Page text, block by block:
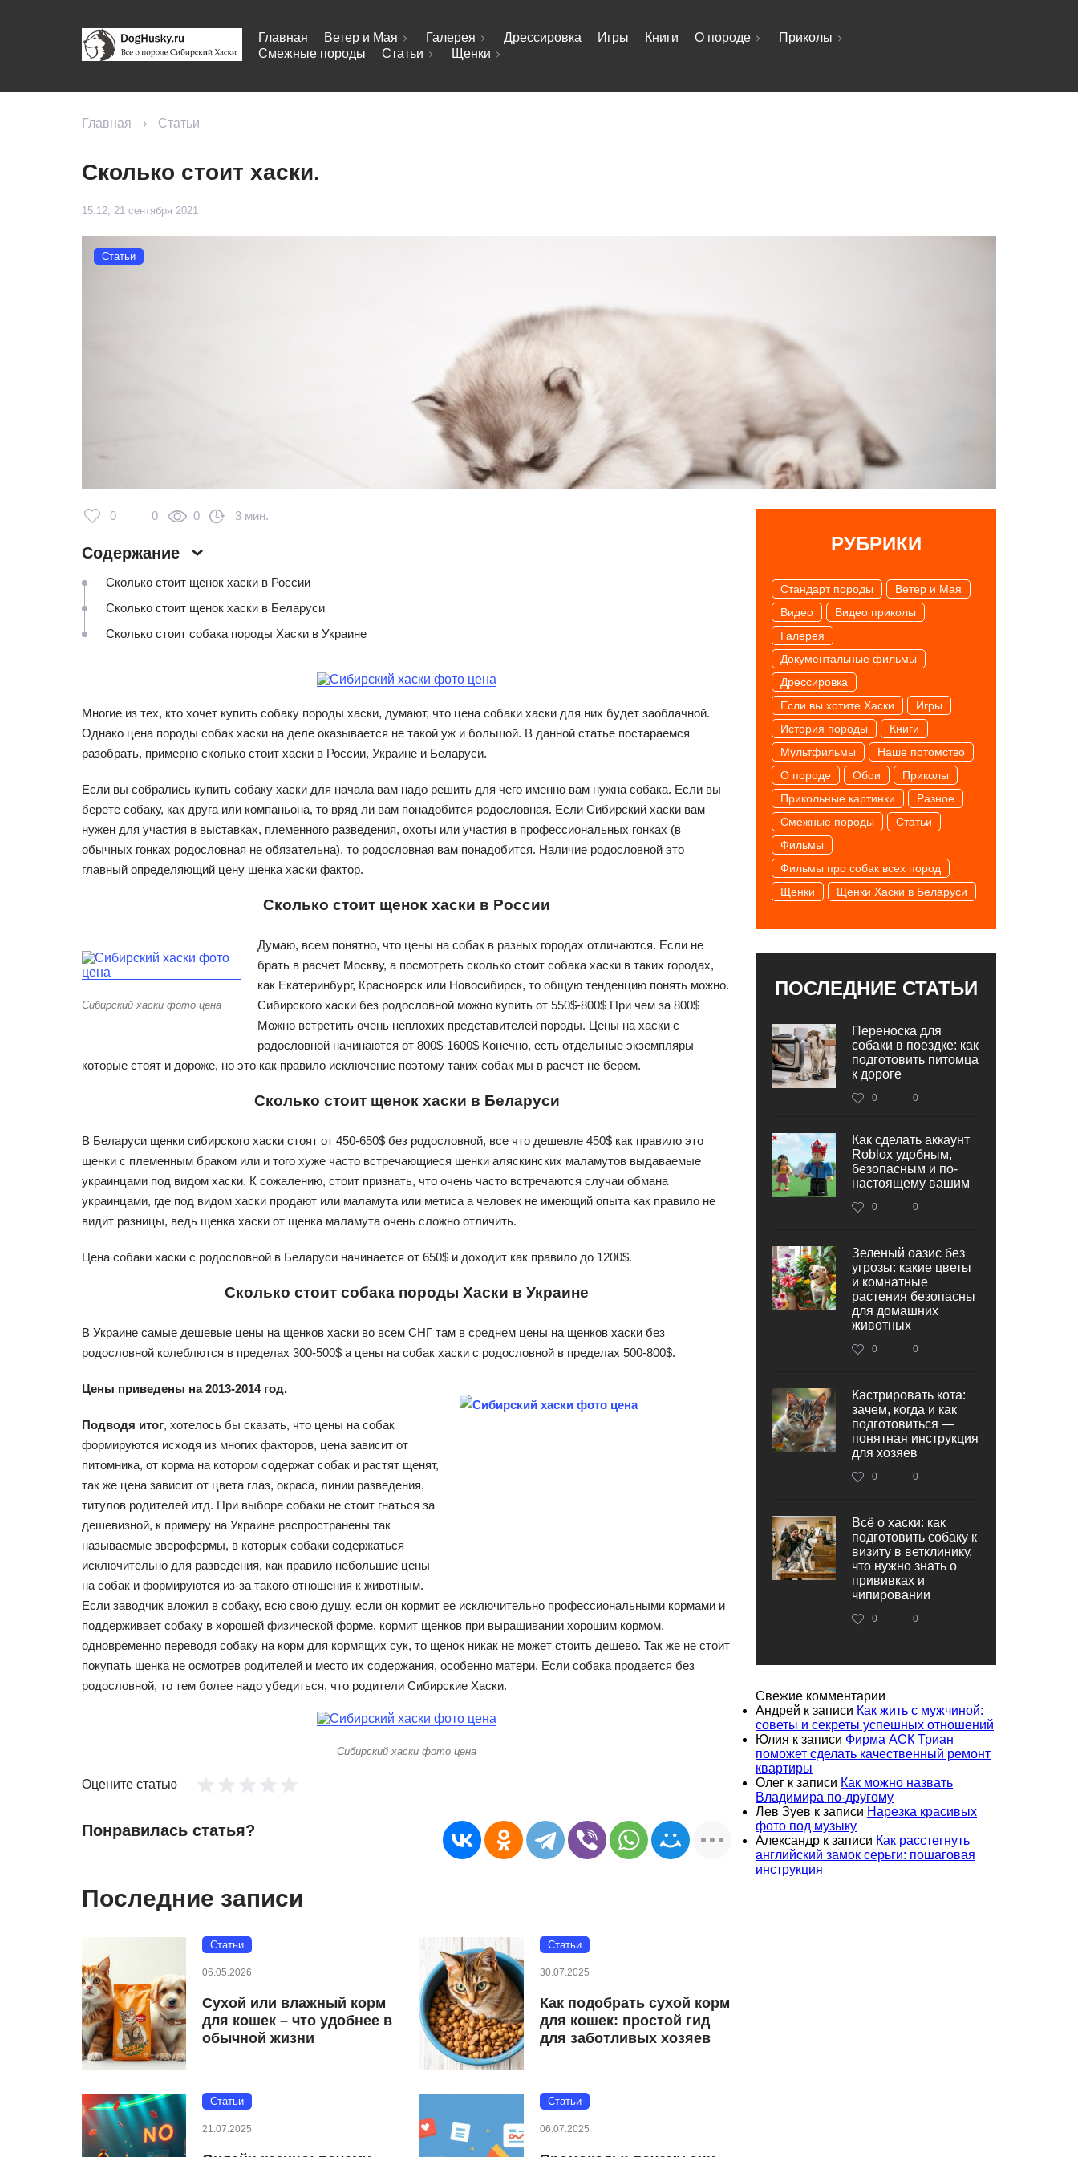
Главная Ветер и Мая Галерея Дрессировка Игры Книги О породе
Приколы
Смежные породы
Статьи Щенки
Главная › Статьи
Сколько стоит хаски.
15:12, 21 сентября 2021
Статьи
0 0 0 3 мин.
Содержание
Сколько стоит щенок хаски в России
Сколько стоит щенок хаски в Беларуси
Сколько стоит собака породы Хаски в Украине
Многие из тех, кто хочет купить собаку породы хаски, думают, что цена собаки хаски для них будет заоблачной.
Однако цена породы собак хаски на деле оказывается не такой уж и большой. В данной статье постараемся
разобрать, примерно сколько стоит хаски в России, Украине и Беларуси.
Если вы собрались купить собаку хаски для начала вам надо решить для чего именно вам нужна собака. Если вы
берете собаку, как друга или компаньона, то вряд ли вам понадобится родословная. Если Сибирский хаски вам
нужен для участия в выставках, племенного разведения, охоты или участия в профессиональных гонках (в
обычных гонках родословная не обязательна), то родословная вам понадобится. Наличие родословной это
главный определяющий цену щенка хаски фактор.
Сколько стоит щенок хаски в России
Сибирский хаски фото цена
Думаю, всем понятно, что цены на собак в разных городах отличаются. Если не
брать в расчет Москву, а посмотреть сколько стоит собака хаски в таких городах,
как Екатеринбург, Красноярск или Новосибирск, то общую тенденцию понять можно.
Сибирского хаски без родословной можно купить от 550$-800$ При чем за 800$
Можно встретить очень неплохих представителей породы. Цены на хаски с
родословной начинаются от 800$-1600$ Конечно, есть отдельные экземпляры
которые стоят и дороже, но это как правило исключение поэтому таких собак мы в расчет не берем.
Сколько стоит щенок хаски в Беларуси
В Беларуси щенки сибирского хаски стоят от 450-650$ без родословной, все что дешевле 450$ как правило это
щенки с племенным браком или и того хуже часто встречающиеся щенки аляскинских маламутов выдаваемые
украинцами под видом хаски. К сожалению, стоит признать, что очень часто встречаются случаи обмана
украинцами, где под видом хаски продают или маламута или метиса а человек не имеющий опыта как правило не
видит разницы, ведь щенка хаски от щенка маламута очень сложно отличить.
Цена собаки хаски с родословной в Беларуси начинается от 650$ и доходит как правило до 1200$.
Сколько стоит собака породы Хаски в Украине
В Украине самые дешевые цены на щенков хаски во всем СНГ там в среднем цены на щенков хаски без
родословной колеблются в пределах 300-500$ а цены на собак хаски с родословной в пределах 500-800$.
Цены приведены на 2013-2014 год.
Подводя итог, хотелось бы сказать, что цены на собак
формируются исходя из многих факторов, цена зависит от
питомника, от корма на котором содержат собак и растят щенят,
так же цена зависит от цвета глаз, окраса, линии разведения,
титулов родителей итд. При выборе собаки не стоит гнаться за
дешевизной, к примеру на Украине распространены так
называемые зверофермы, в которых собаки содержаться
исключительно для разведения, как правило небольшие цены
на собак и формируются из-за такого отношения к животным.
Если заводчик вложил в собаку, всю свою душу, если он кормит ее исключительно профессиональными кормами и
поддерживает собаку в хорошей физической форме, кормит щенков при выращивании хорошим кормом,
одновременно переводя собаку на корм для кормящих сук, то щенок никак не может стоить дешево. Так же не стоит
покупать щенка не осмотрев родителей и место их содержания, особенно матери. Если собака продается без
родословной, то тем более надо убедиться, что родители Сибирские Хаски.
Сибирский хаски фото цена
Оцените статью
Понравилась статья?
Последние записи
Статьи
06.05.2026
Сухой или влажный корм
для кошек – что удобнее в
обычной жизни
Статьи
30.07.2025
Как подобрать сухой корм
для кошек: простой гид
для заботливых хозяев
Статьи
21.07.2025
Статьи
06.07.2025
РУБРИКИ
Cтандарт породы
Ветер и Мая
Видео
Видео приколы
Галерея
Документальные фильмы
Дрессировка
Если вы хотите Хаски
Игры
История породы
Книги
Мультфильмы
Наше потомство
О породе
Обои
Приколы
Прикольные картинки
Разное
Смежные породы
Статьи
Фильмы
Фильмы про собак всех пород
Щенки
Щенки Хаски в Беларуси
ПОСЛЕДНИЕ СТАТЬИ
Переноска для
собаки в поездке: как
подготовить питомца
к дороге
0 0
Как сделать аккаунт
Roblox удобным,
безопасным и по-
настоящему вашим
0 0
Зеленый оазис без
угрозы: какие цветы
и комнатные
растения безопасны
для домашних
животных
0 0
Кастрировать кота:
зачем, когда и как
подготовиться —
понятная инструкция
для хозяев
0 0
Всё о хаски: как
подготовить собаку к
визиту в ветклинику,
что нужно знать о
прививках и
чипировании
0 0
Свежие комментарии
Андрей к записи Как жить с мужчиной:
советы и секреты успешных отношений
Юлия к записи Фирма АСК Триан
поможет сделать качественный ремонт
квартиры
Олег к записи Как можно назвать
Владимира по-другому
Лев Зуев к записи Нарезка красивых
фото под музыку
Александр к записи Как расстегнуть
английский замок серьги: пошаговая
инструкция